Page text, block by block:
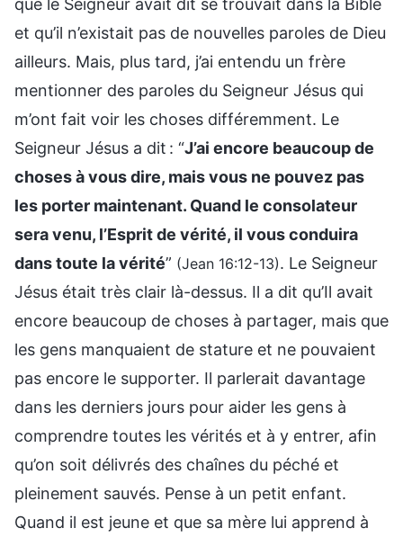
et qu’il n’existait pas de nouvelles paroles de Dieu
ailleurs. Mais, plus tard, j’ai entendu un frère
mentionner des paroles du Seigneur Jésus qui
m’ont fait voir les choses différemment. Le
Seigneur Jésus a dit : “J’ai encore beaucoup de
choses à vous dire, mais vous ne pouvez pas
les porter maintenant. Quand le consolateur
sera venu, l’Esprit de vérité, il vous conduira
dans toute la vérité” (Jean 16:12-13). Le Seigneur
Jésus était très clair là-dessus. Il a dit qu’Il avait
encore beaucoup de choses à partager, mais que
les gens manquaient de stature et ne pouvaient
pas encore le supporter. Il parlerait davantage
dans les derniers jours pour aider les gens à
comprendre toutes les vérités et à y entrer, afin
qu’on soit délivrés des chaînes du péché et
pleinement sauvés. Pense à un petit enfant.
Quand il est jeune et que sa mère lui apprend à